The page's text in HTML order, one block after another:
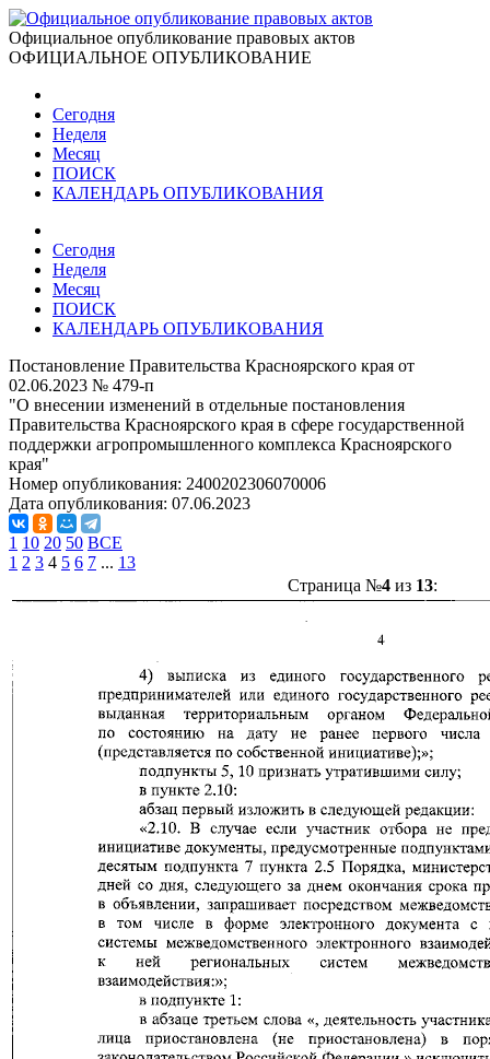
Официальное опубликование правовых актов
ОФИЦИАЛЬНОЕ ОПУБЛИКОВАНИЕ
Сегодня
Неделя
Месяц
ПОИСК
КАЛЕНДАРЬ ОПУБЛИКОВАНИЯ
Сегодня
Неделя
Месяц
ПОИСК
КАЛЕНДАРЬ ОПУБЛИКОВАНИЯ
Постановление Правительства Красноярского края от
02.06.2023 № 479-п
"О внесении изменений в отдельные постановления
Правительства Красноярского края в сфере государственной
поддержки агропромышленного комплекса Красноярского
края"
Номер опубликования: 2400202306070006
Дата опубликования: 07.06.2023
1 10 20 50 ВСЕ
1 2 3 4 5 6 7 ... 13
Страница №4из 13: